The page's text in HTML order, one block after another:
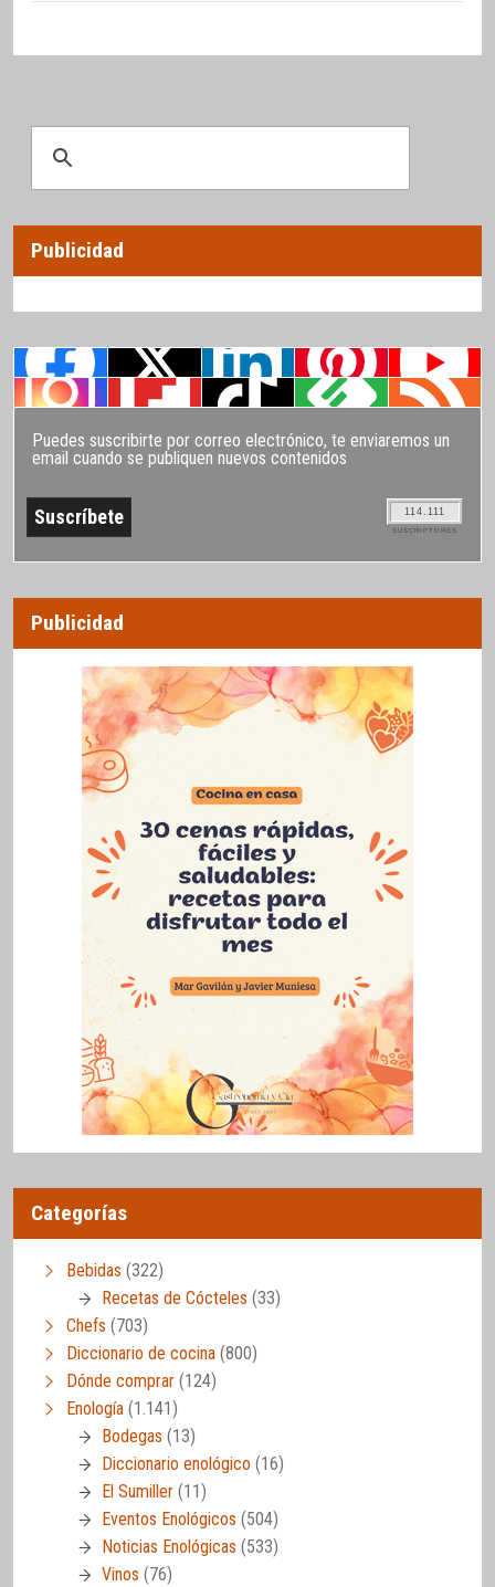
Publicidad
Puedes suscribirte por correo electrónico, te enviaremos un
email cuando se publiquen nuevos contenidos
114.111
SUSCRIPTORES
Publicidad
Categorías
Bebidas (322)
Recetas de Cócteles (33)
Chefs (703)
Diccionario de cocina (800)
Dónde comprar (124)
Enología (1.141)
Bodegas (13)
Diccionario enológico (16)
El Sumiller (11)
Eventos Enológicos (504)
Noticias Enológicas (533)
Vinos (76)